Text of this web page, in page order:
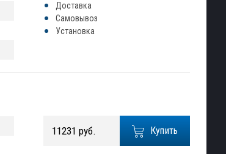
Доставка
Самовывоз
Установка
Купить
11231 руб.